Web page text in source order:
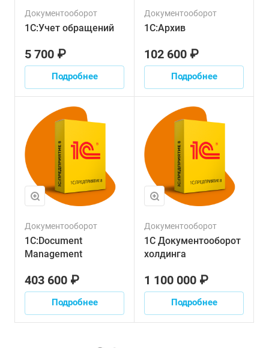
Документооборот
1С:Учет обращений
5 700 ₽
Подробнее
Документооборот
1С:Архив
102 600 ₽
Подробнее
Документооборот
1С:Document
Management
403 600 ₽
Подробнее
Документооборот
1С Документооборот
холдинга
1 100 000 ₽
Подробнее